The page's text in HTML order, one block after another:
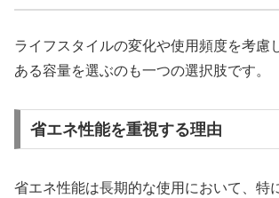
ライフスタイルの変化や使用頻度を考慮
ある容量を選ぶのも一つの選択肢です。
省エネ性能を重視する理由
省エネ性能は長期的な使用において、特